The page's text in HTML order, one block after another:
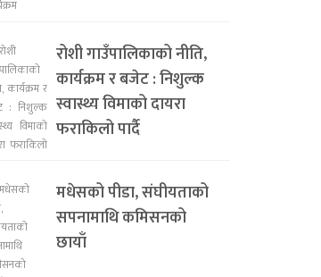
रोशी गाउँपालिकाको नीति,
कार्यक्रम र बजेट : निशुल्क
स्वास्थ्य विमाको दायरा
फराकिलो पार्दै
मधेसको पीडा, संघीयताको
सपनामाथि कमिसनको
छायाँ